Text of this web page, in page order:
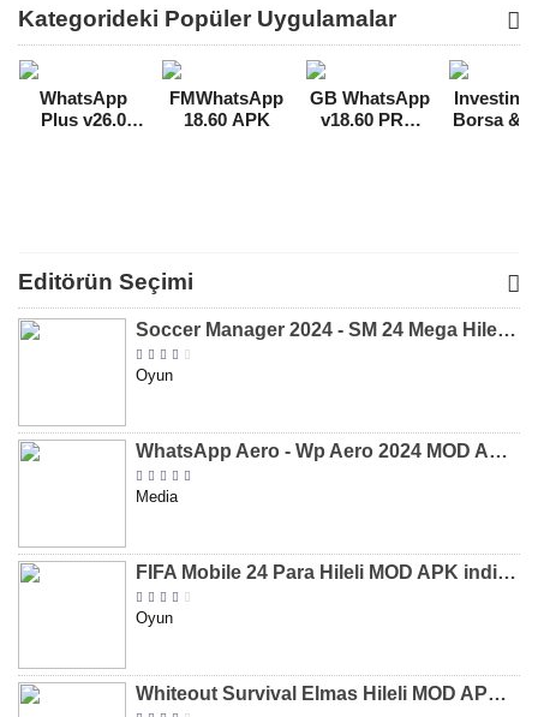
Kategorideki Popüler Uygulamalar
WhatsApp
Plus v26.0
FMWhatsApp
18.60 APK
GB WhatsApp
v18.60 PRO
Borsa &
Editörün Seçimi
Soccer Manager 2024 - SM 24 Mega Hileli MOD APK indir [v3.0.0]
Oyun
WhatsApp Aero - Wp Aero 2024 MOD APK indir [v10.0.2]
Media
FIFA Mobile 24 Para Hileli MOD APK indir [v20.1.02]
Oyun
Whiteout Survival Elmas Hileli MOD APK indir [v1.13.1]